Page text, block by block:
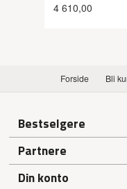
4 610,00
Forside Bli
Bestselgere
Partnere
Din konto